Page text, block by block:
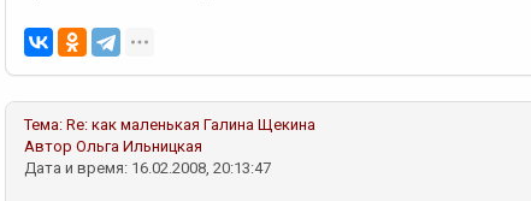
Тема: Re: как маленькая Галина Щекина
Автор Ольга Ильницкая
Дата и время: 16.02.2008, 20:13:47